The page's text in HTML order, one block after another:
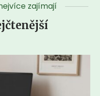
zajímají